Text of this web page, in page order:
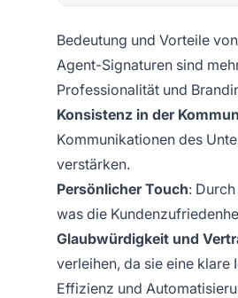
Bedeutung und Vorteile
Agent-Signaturen sind
Professionalität und
Konsistenz in der
Kommunikationen des
verstärken.
Persönlicher Touch:
was die
Glaubwürdigkeit und
verleihen, da sie eine
Effizienz und